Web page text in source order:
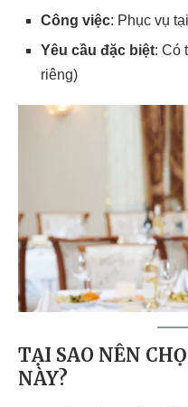
Công việc: Phục vụ
Yêu cầu đặc biệt: Có
riêng)
TẠI SAO NÊN
NÀY?